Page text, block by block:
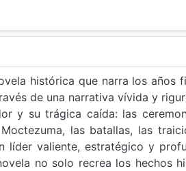
histórica que narra los años
de una narrativa vívida y
y su trágica caída: las
las batallas, las
líder valiente, estratégico y
no solo recrea los hechos